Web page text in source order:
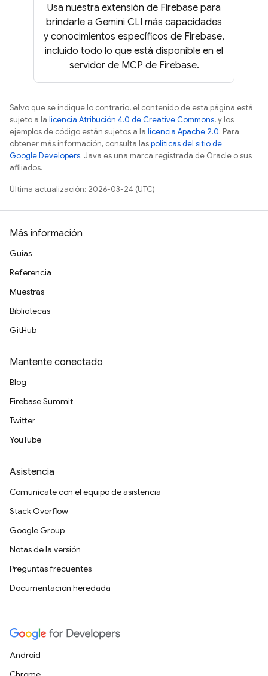
Usa nuestra extensión de Firebase para
brindarle a Gemini CLI más capacidades
y conocimientos específicos de Firebase,
incluido todo lo que está disponible en el
servidor de MCP de Firebase.
Salvo que se indique lo contrario, el contenido de esta página está
sujeto a la licencia Atribución 4.0 de Creative Commons, y los
ejemplos de código están sujetos a la licencia Apache 2.0. Para
obtener más información, consulta laspolíticas del sitio de
Google Developers. Java es una marca registrada de Oracle o sus
afiliados.
Última actualización: 2026-03-24 (UTC)
Más información
Guías
Referencia
Muestras
Bibliotecas
GitHub
Mantente conectado
Blog
Firebase Summit
Twitter
YouTube
Asistencia
Comunícate con el equipo de asistencia
Stack Overflow
Google Group
Notas de la versión
Preguntas frecuentes
Documentación heredada
Android